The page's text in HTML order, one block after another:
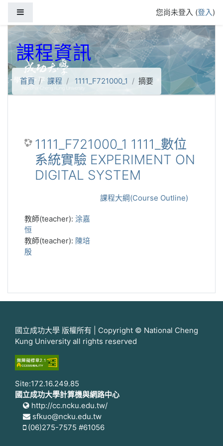
您尚未登入 (登入)
課程資訊
首頁 課程 1111_F721000_1 摘要
1111_F721000_1 1111_數位
系統實驗 EXPERIMENT ON
DIGITAL SYSTEM
課程大綱(Course Outline)
教師(teacher): 涂嘉
恒
教師(teacher): 陳培
殷
國立成功大學 版權所有 | Copyright © National Cheng
Kung University all rights reserved
Site:172.16.249.85
國立成功大學計算機與網路中心
http://cc.ncku.edu.tw/
sfkuo@ncku.edu.tw
(06)275-7575 #61056